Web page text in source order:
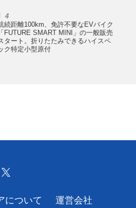
続距離100km、免許不要なEVバイク
「FUTURE SMART MINI」の一般販売
タート。折りたたみできるハイスペ
ク特定小型原付
について 運営会社